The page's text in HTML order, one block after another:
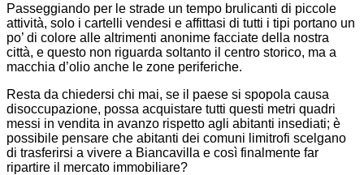
Passeggiando per le strade un tempo brulicanti di piccole
attività, solo i cartelli vendesi e affittasi di tutti i tipi portano un
po’ di colore alle altrimenti anonime facciate della nostra
città, e questo non riguarda soltanto il centro storico, ma a
macchia d’olio anche le zone periferiche.
Resta da chiedersi chi mai, se il paese si spopola causa
disoccupazione, possa acquistare tutti questi metri quadri
messi in vendita in avanzo rispetto agli abitanti insediati; è
possibile pensare che abitanti dei comuni limitrofi scelgano
di trasferirsi a vivere a Biancavilla e così finalmente far
ripartire il mercato immobiliare?